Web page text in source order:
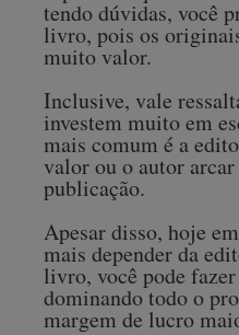
tendo dúvidas, você
livro, pois os
muito valor.
Inclusive, vale
investem muito em
mais comum é a
valor ou o autor
publicação.
Apesar disso, hoje
mais depender da
livro, você pode
dominando todo o
margem de lucro